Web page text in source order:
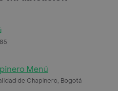
Menú
de Chapinero, Bogotá